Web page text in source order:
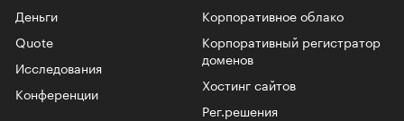
Корпоративное облако
Корпоративный регистратор
доменов
Хостинг сайтов
Рег.решения
Деньги
Quote
Исследования
Конференции